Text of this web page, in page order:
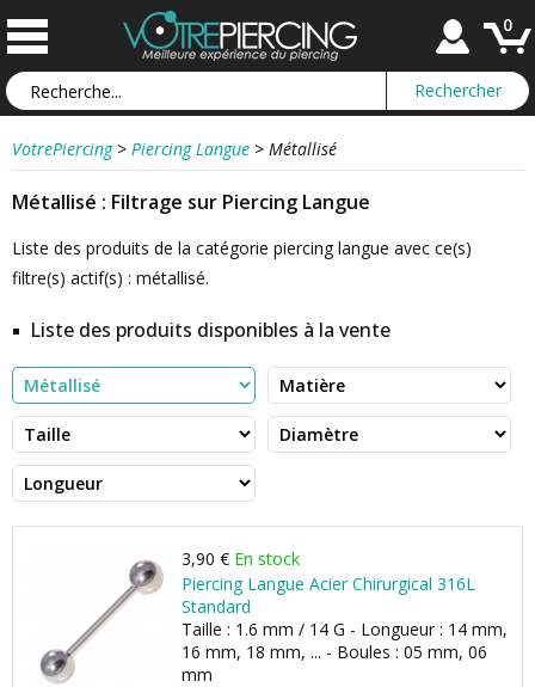
0
VotrePiercing > Piercing Langue > Métallisé
Métallisé : Filtrage sur Piercing Langue
Liste des produits de la catégorie piercing langue avec ce(s)
filtre(s) actif(s) : métallisé.
Liste des produits disponibles à la vente
3,90 € En stock
Piercing Langue Acier Chirurgical 316L
Standard
Taille : 1.6 mm / 14 G - Longueur : 14 mm,
16 mm, 18 mm, ... - Boules : 05 mm, 06
mm